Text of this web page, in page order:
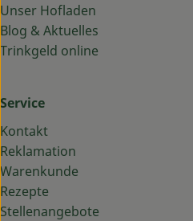
Unser Hofladen
Blog & Aktuelles
Trinkgeld online
Service
Kontakt
Reklamation
Warenkunde
Rezepte
Stellenangebote